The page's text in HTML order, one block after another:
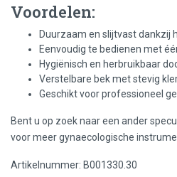
Voordelen:
Duurzaam en slijtvast dankzij
Eenvoudig te bedienen met
Hygiënisch en herbruikbaar
Verstelbare bek met stevig
Geschikt voor professioneel
Bent u op zoek naar een ander
voor meer gynaecologische
Artikelnummer: B001330.30